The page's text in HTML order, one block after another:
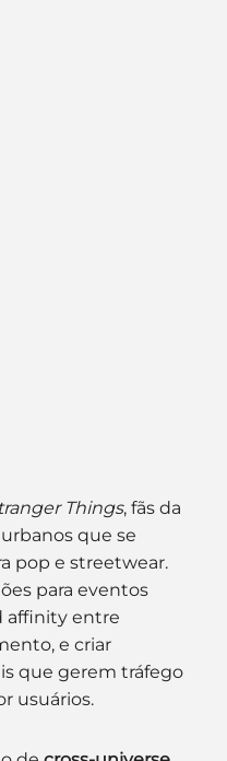
Things, fãs da
que se
pop e streetwear.
para eventos
affinity entre
e criar
que gerem tráfego
usuários.